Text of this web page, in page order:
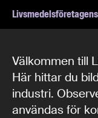
Välkommen till
Här hittar du
industri.
användas för